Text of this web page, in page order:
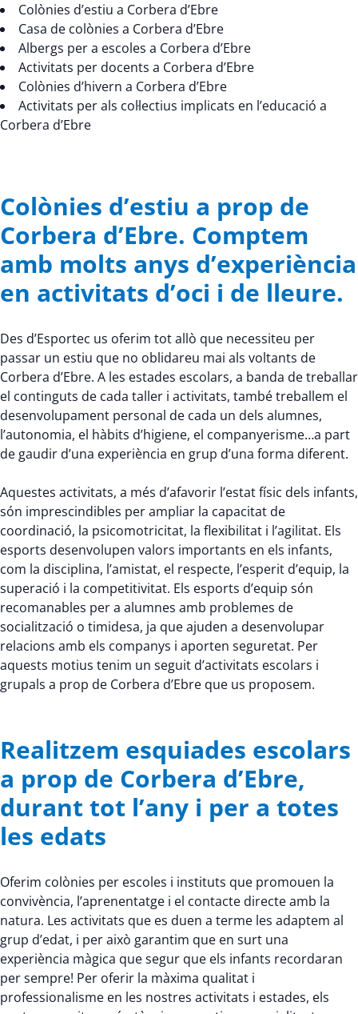
Colònies d’estiu a Corbera d’Ebre
Casa de colònies a Corbera d’Ebre
Albergs per a escoles a Corbera d’Ebre
Activitats per docents a Corbera d’Ebre
Colònies d’hivern a Corbera d’Ebre
Activitats per als col·lectius implicats en l’educació a
Corbera d’Ebre
Colònies d’estiu a prop de
Corbera d’Ebre. Comptem
amb molts anys d’experiència
en activitats d’oci i de lleure.
Des d’Esportec us oferim tot allò que necessiteu per
passar un estiu que no oblidareu mai als voltants de
Corbera d’Ebre. A les estades escolars, a banda de treballar
el continguts de cada taller i activitats, també treballem el
desenvolupament personal de cada un dels alumnes,
l’autonomia, el hàbits d’higiene, el companyerisme…a part
de gaudir d’una experiència en grup d’una forma diferent.
Aquestes activitats, a més d’afavorir l’estat físic dels infants,
són imprescindibles per ampliar la capacitat de
coordinació, la psicomotricitat, la flexibilitat i l’agilitat. Els
esports desenvolupen valors importants en els infants,
com la disciplina, l’amistat, el respecte, l’esperit d’equip, la
superació i la competitivitat. Els esports d’equip són
recomanables per a alumnes amb problemes de
socialització o timidesa, ja que ajuden a desenvolupar
relacions amb els companys i aporten seguretat. Per
aquests motius tenim un seguit d’activitats escolars i
grupals a prop de Corbera d’Ebre que us proposem.
Realitzem esquiades escolars
a prop de Corbera d’Ebre,
durant tot l’any i per a totes
les edats
Oferim colònies per escoles i instituts que promouen la
convivència, l’aprenentatge i el contacte directe amb la
natura. Les activitats que es duen a terme les adaptem al
grup d’edat, i per això garantim que en surt una
experiència màgica que segur que els infants recordaran
per sempre! Per oferir la màxima qualitat i
professionalisme en les nostres activitats i estades, els